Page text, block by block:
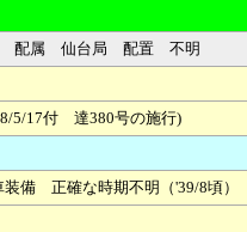
配属 仙台局 配置 不明
5/17付 達380号の施行)
備 正確な時期不明（'39/8頃）